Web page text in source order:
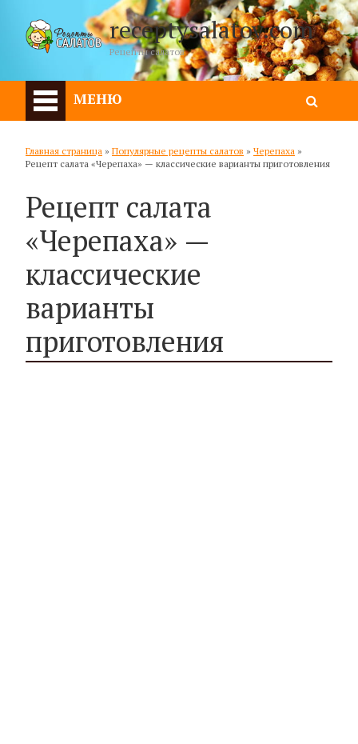
receptysalatov.com
Рецепты салатов
МЕНЮ
Главная страница » Популярные рецепты салатов » Черепаха »
Рецепт салата «Черепаха» — классические варианты приготовления
Рецепт салата
«Черепаха» —
классические
варианты
приготовления